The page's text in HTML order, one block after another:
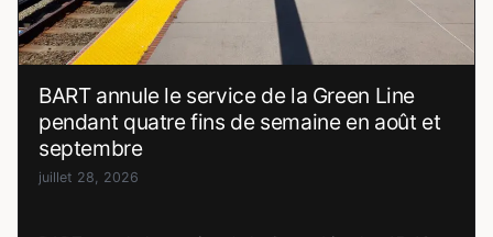
BART annule le service de la Green Line
pendant quatre fins de semaine en août et
septembre
juillet 28, 2026